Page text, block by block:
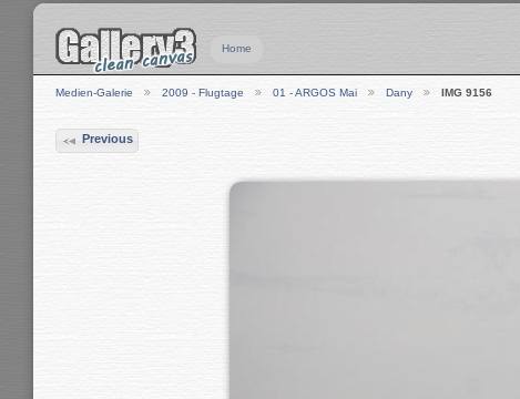
Home
Medien-Galerie 2009 - Flugtage 01 - ARGOS Mai Dany IMG 9156
Previous